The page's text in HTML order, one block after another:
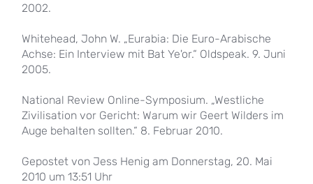
2002.
Whitehead, John W. „Eurabia: Die Euro-Arabische
Achse: Ein Interview mit Bat Ye'or.“ Oldspeak. 9. Juni
2005.
National Review Online-Symposium. „Westliche
Zivilisation vor Gericht: Warum wir Geert Wilders im
Auge behalten sollten.“ 8. Februar 2010.
Gepostet von Jess Henig am Donnerstag, 20. Mai
2010 um 13:51 Uhr